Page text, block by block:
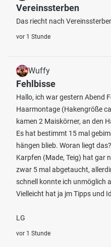
Vereinssterben
Das riecht nach
vor 1 Stunde
Wuffy
Fehlbisse
Hallo, ich war gestern Abend
Haarmontage (Hakengröße
kamen 2 Maiskörner, an den
Es hat bestimmt 15 mal
hängen blieb. Woran liegt
Karpfen (Made, Teig) hat gar
zwar 5 mal abgetaucht,
schnell konnte ich unmöglich
Vielleicht hat ja jm Tipps und
LG
vor 1 Stunde